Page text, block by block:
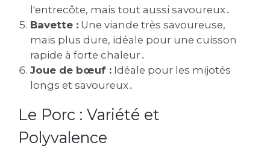
l'entrecôte, mais tout aussi savoureux․
Bavette : Une viande très savoureuse,
mais plus dure, idéale pour une cuisson
rapide à forte chaleur․
Joue de bœuf : Idéale pour les mijotés
longs et savoureux․
Le Porc : Variété et
Polyvalence